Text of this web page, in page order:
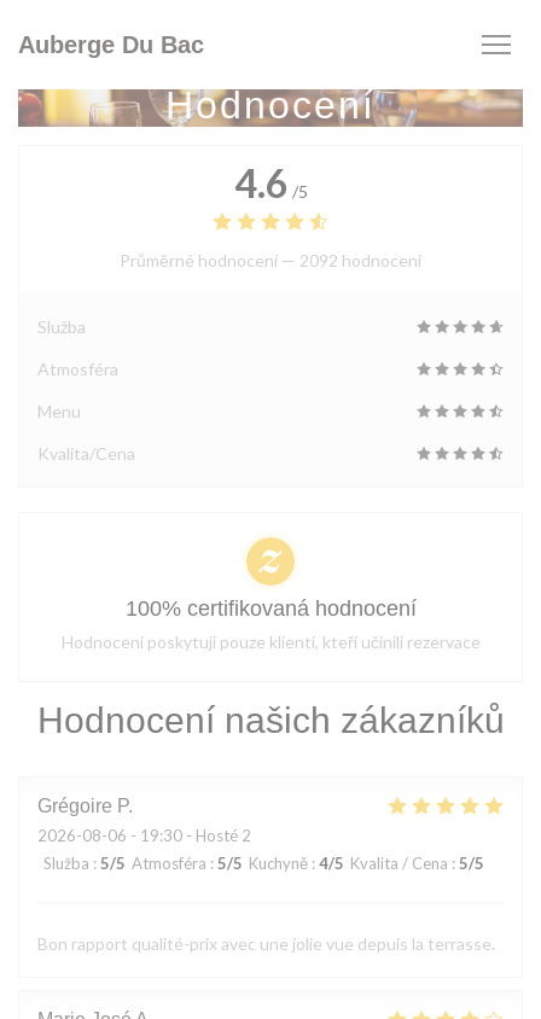
Auberge Du Bac
Hodnocení
Hodnocení našich zákazníků
Grégoire P
2026-08-06 - 19:30 - Hosté 2
Služba : 5/5 Atmosféra : 5/5 Kuchyně : 4/5 Kvalita / Cena : 5/5
Bon rapport qualité-prix avec une jolie vue depuis la terrasse.
4.6 /5
Průměrné hodnocení — 2092 hodnoceni
Služba
Atmosféra
Menu
Kvalita/Cena
100% certifikovaná hodnocení
Hodnocení poskytují pouze klienti, kteří učinili rezervace